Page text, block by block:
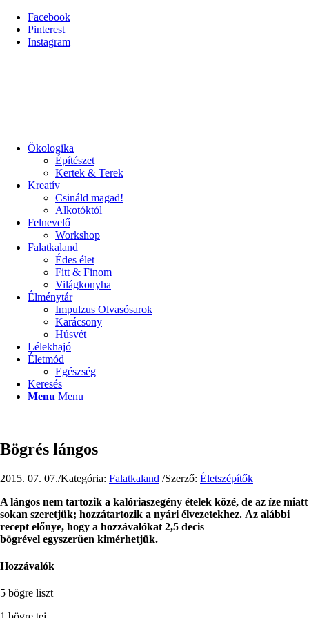
Facebook
Pinterest
Instagram
Ökologika
Építészet
Kertek & Terek
Kreatív
Csináld magad!
Alkotóktól
Felnevelő
Workshop
Falatkaland
Édes élet
Fitt & Finom
Világkonyha
Élménytár
Impulzus Olvasósarok
Karácsony
Húsvét
Lélekhajó
Életmód
Egészség
Keresés
Menu Menu
Bögrés lángos
2015. 07. 07./Kategória: Falatkaland /Szerző: Életszépítők
A lángos nem tartozik a kalóriaszegény ételek közé, de az íze miatt
sokan szeretjük; hozzátartozik a nyári élvezetekhez. Az alábbi
recept előnye, hogy a hozzávalókat 2,5 decis
bögrével egyszerűen kimérhetjük.
Hozzávalók
5 bögre liszt